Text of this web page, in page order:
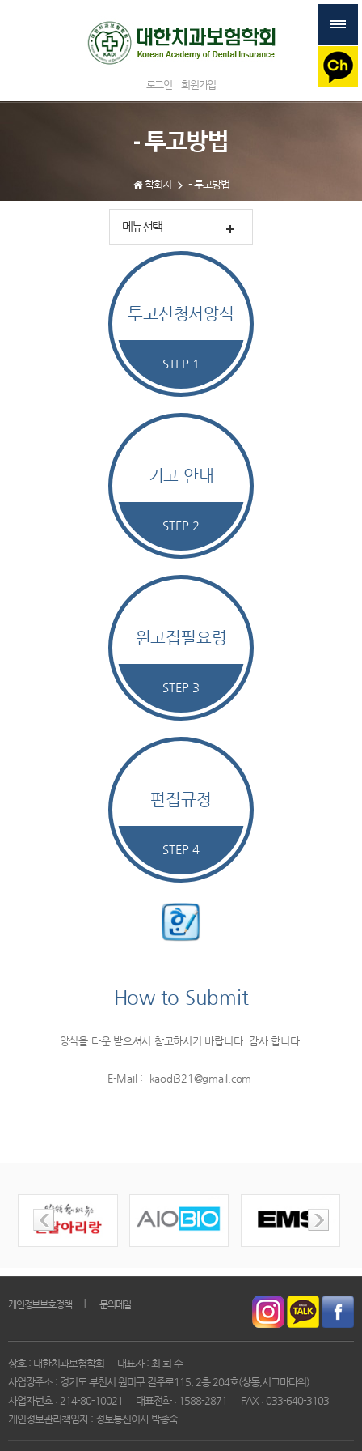
로그인 회원가입
- 투고방법
학회지 - 투고방법
메뉴선택
투고신청서양식
STEP 1
기고 안내
STEP 2
원고집필요령
STEP 3
편집규정
STEP 4
How to Submit
양식을 다운 받으셔서 참고하시기 바랍니다. 감사 합니다.
E-Mail : kaodi321@gmail.com
개인정보보호정책 문의메일
상호 : 대한치과보험학회
대표자 : 최 희 수
사업장주소 : 경기도 부천시 원미구 길주로115, 2층 204호(상동,시그마타워)
사업자번호 : 214-80-10021
대표전화 : 1588-2871
FAX : 033-640-3103
개인정보관리책임자 : 정보통신이사 박종숙